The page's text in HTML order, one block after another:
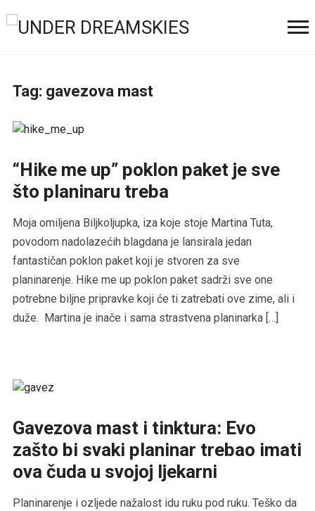
Tag: gavezova mast
“Hike me up” poklon paket je sve
što planinaru treba
Moja omiljena Biljkoljupka, iza koje stoje Martina Tuta,
povodom nadolazećih blagdana je lansirala jedan
fantastičan poklon paket koji je stvoren za sve
planinarenje. Hike me up poklon paket sadrži sve one
potrebne biljne pripravke koji će ti zatrebati ove zime, ali i
duže. Martina je inače i sama strastvena planinarka […]
Gavezova mast i tinktura: Evo
zašto bi svaki planinar trebao imati
ova čuda u svojoj ljekarni
Planinarenje i ozljede nažalost idu ruku pod ruku. Teško da